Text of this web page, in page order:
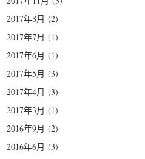
2017年8月 (2)
2017年7月 (1)
2017年6月 (1)
2017年5月 (3)
2017年4月 (3)
2017年3月 (1)
2016年9月 (2)
2016年6月 (3)